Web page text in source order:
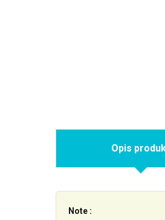
Opis
Note :